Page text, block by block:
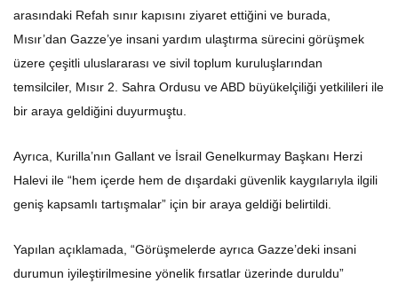
arasındaki Refah sınır kapısını ziyaret ettiğini ve burada,
Mısır’dan Gazze’ye insani yardım ulaştırma sürecini görüşmek
üzere çeşitli uluslararası ve sivil toplum kuruluşlarından
temsilciler, Mısır 2. Sahra Ordusu ve ABD büyükelçiliği yetkilileri ile
bir araya geldiğini duyurmuştu.
Ayrıca, Kurilla’nın Gallant ve İsrail Genelkurmay Başkanı Herzi
Halevi ile “hem içerde hem de dışardaki güvenlik kaygılarıyla ilgili
geniş kapsamlı tartışmalar” için bir araya geldiği belirtildi.
Yapılan açıklamada, “Görüşmelerde ayrıca Gazze’deki insani
durumun iyileştirilmesine yönelik fırsatlar üzerinde duruldu”